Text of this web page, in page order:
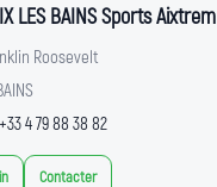
LES BAINS Sports Aixtrem
Roosevelt
+33 4 79 88 38 82
Contacter